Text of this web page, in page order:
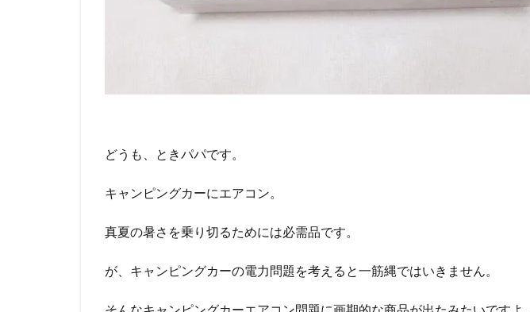
どうも、ときパパです。
キャンピングカーにエアコン。
真夏の暑さを乗り切るためには必需品です。
が、キャンピングカーの電力問題を考えると一筋縄ではいきません。
そんなキャンピングカーエアコン問題に画期的な商品が出たみたいですよ。